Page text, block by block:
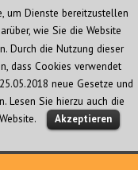
MENÜ
UND
um Dienste bereitzustellen
wie Sie die Website
Durch die Nutzung dieser
dass Cookies verwendet
neue Gesetze und
Lesen Sie hierzu auch die
Akzeptieren